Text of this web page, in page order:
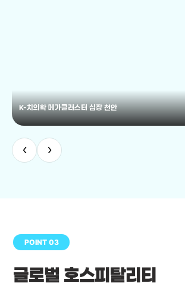
K-치의학 메가클러스터 심장 천안
‹ ›
POINT 03
글로벌 호스피탈리티